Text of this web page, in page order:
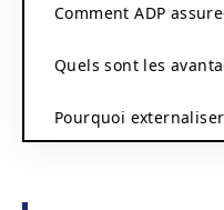
Comment ADP
Quels sont les
Pourquoi